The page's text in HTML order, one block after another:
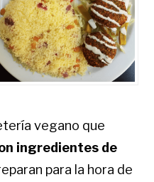
vegano que
ingredientes de
para la hora de